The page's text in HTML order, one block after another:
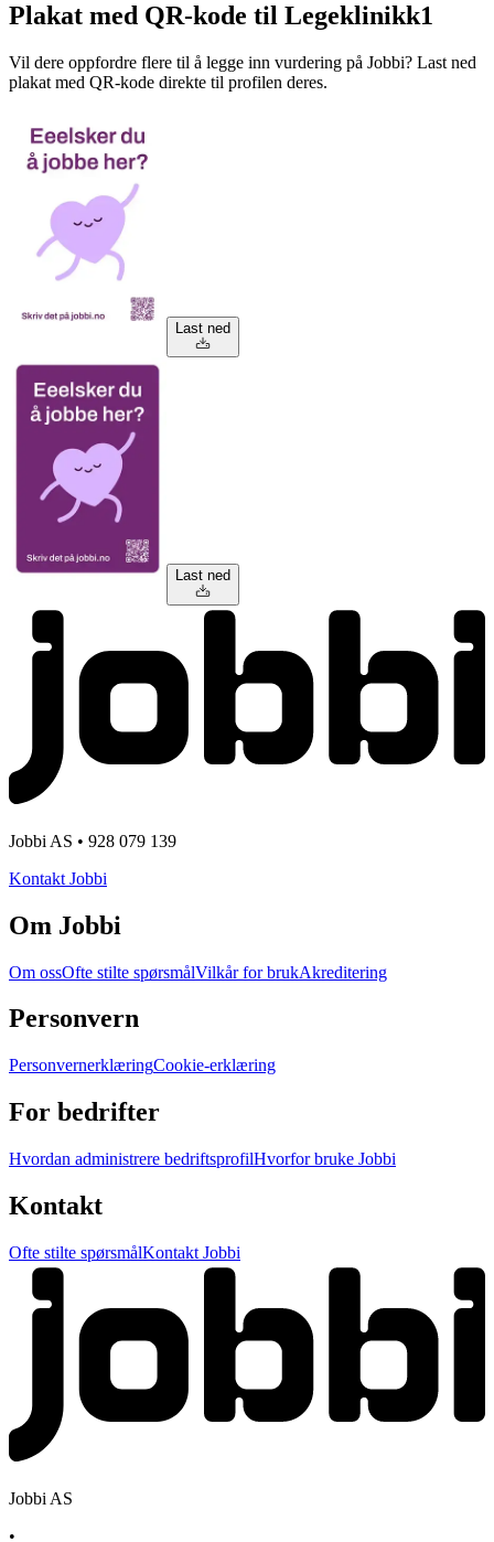
Plakat med QR-kode til Legeklinikk1
Vil dere oppfordre flere til å legge inn vurdering på Jobbi? Last ned
plakat med QR-kode direkte til profilen deres.
Last ned
Last ned
Jobbi AS • 928 079 139
Kontakt Jobbi
Om Jobbi
Om ossOfte stilte spørsmålVilkår for brukAkreditering
Personvern
PersonvernerklæringCookie-erklæring
For bedrifter
Hvordan administrere bedriftsprofilHvorfor bruke Jobbi
Kontakt
Ofte stilte spørsmålKontakt Jobbi
Jobbi AS
•